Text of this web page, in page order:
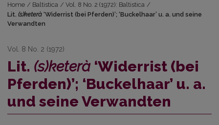
Home / Baltistica / Vol. 8 No. 2 (1972): Baltistica /
Lit. (s)keterà ‘Widerrist (bei Pferden)’; ‘Buckelhaar’ u. a. und seine
Verwandten
Vol. 8 No. 2 (1972)
Lit. (s)keterà‘Widerrist (bei
Pferden)’; ‘Buckelhaar’ u. a.
und seine Verwandten